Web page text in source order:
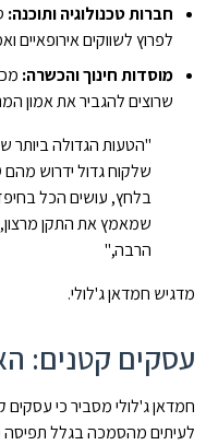
חברות טכנולוגיה ותוכנה:
לפרוץ לשווקים אירופאיים
מוסדות חינוך והכשרה:
שרוצים להגביר את אמון
"הטעות הגדולה ביותר
בלחץ, עושים הכל
שמאמץ את התקן
הרבה,"
מדגיש חמדאן ג'לולי.
עסקים קטנים:
לעיתים מהסמכה בגלל תפיסה